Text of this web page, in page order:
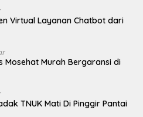
Virtual Layanan Chatbot dari
Mosehat Murah Bergaransi di
TNUK Mati Di Pinggir Pantai